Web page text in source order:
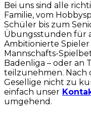
Bei uns sind alle
Familie, vom
Schüler bis zum
Übungsstunden für
Ambitionierte
Mannschafts-
Badenliga – oder an
teilzunehmen. Nach
Gesellige nicht zu
einfach unser
umgehend.